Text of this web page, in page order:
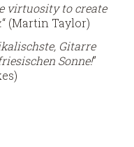
virtuosity to create
“ (Martin Taylor)
Gitarre
Sonne!”